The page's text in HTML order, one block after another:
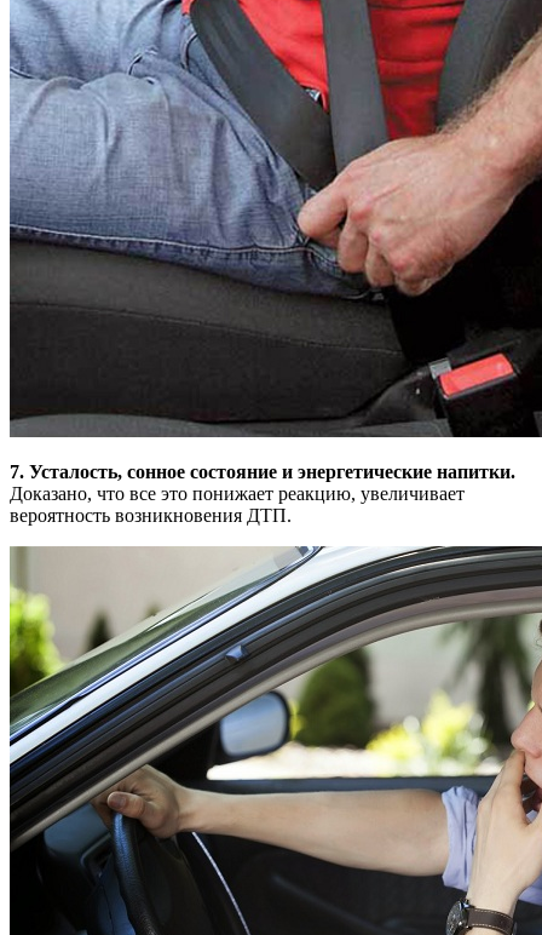
7. Усталость, сонное состояние и энергетические напитки.
Доказано, что все это понижает реакцию, увеличивает
вероятность возникновения ДТП.